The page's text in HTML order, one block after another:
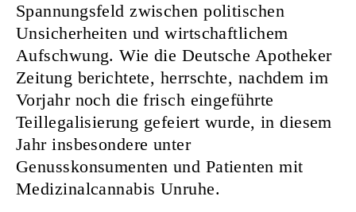
Spannungsfeld zwischen politischen
Unsicherheiten und wirtschaftlichem
Aufschwung. Wie die Deutsche Apotheker
Zeitung berichtete, herrschte, nachdem im
Vorjahr noch die frisch eingeführte
Teillegalisierung gefeiert wurde, in diesem
Jahr insbesondere unter
Genusskonsumenten und Patienten mit
Medizinalcannabis Unruhe.